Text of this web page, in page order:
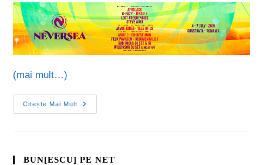
(mai mult…)
Citește Mai Mult
BUN[ESCU] PE NET